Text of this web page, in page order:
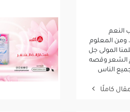
النعم
ومن المعلوم
المولى جل
الشعر وقصه
الناس
كاملًا